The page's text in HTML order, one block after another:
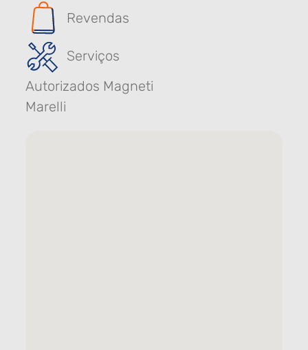
Revendas
Serviços
Autorizados Magneti
Marelli